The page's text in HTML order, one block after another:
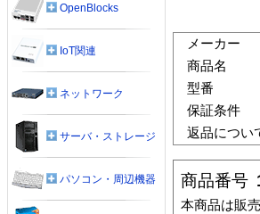
メーカー
商品名
型番
保証条件
返品につい
商品番号
本商品は販
OpenBlocks
IoT関連
ネットワーク
サーバ・ストレージ
パソコン・周辺機器